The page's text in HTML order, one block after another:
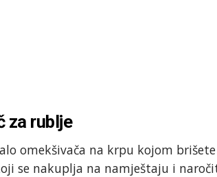
za rublje
omekšivača na krpu kojom
se nakuplja na namještaju i